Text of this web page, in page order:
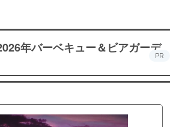
年バーベキュー＆ビアガーデ
PR